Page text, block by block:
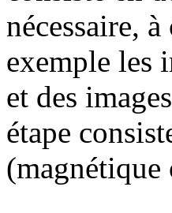
nécessaire,
exemple les
et des
étape